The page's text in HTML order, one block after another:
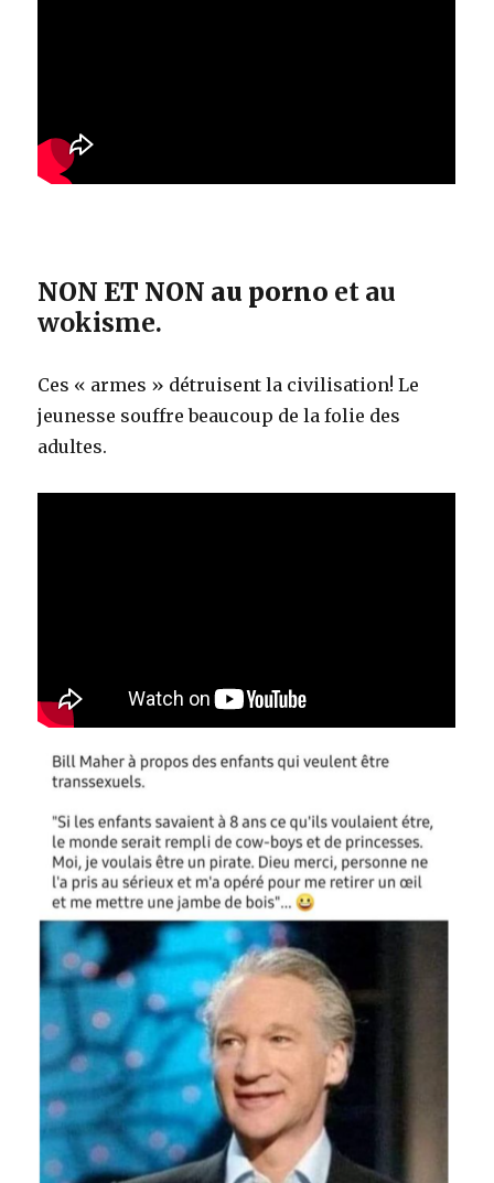
NON ET NON au porno et au
wokisme.
Ces « armes » détruisent la civilisation! Le
jeunesse souffre beaucoup de la folie des
adultes.